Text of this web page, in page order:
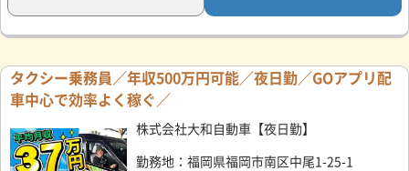
タクシー乗務員／年収500万円可能／夜日勤／GOアプリ配
車中心で効率よく稼ぐ／
株式会社大和自動車【夜日勤】
勤務地：福岡県福岡市南区中尾1-25-1